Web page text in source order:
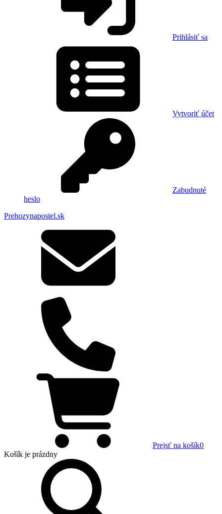
Prihlásiť sa
Vytvoriť účet
Zabudnuté
heslo
Prehozynapostel.sk
Prejsť na košík0
Košík je prázdny